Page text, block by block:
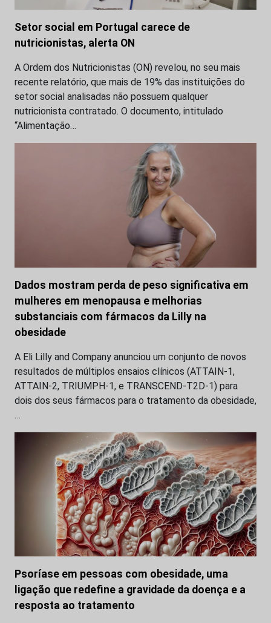
Setor social em Portugal carece de
nutricionistas, alerta ON
A Ordem dos Nutricionistas (ON) revelou, no seu mais
recente relatório, que mais de 19% das instituições do
setor social analisadas não possuem qualquer
nutricionista contratado. O documento, intitulado
“Alimentação…
Dados mostram perda de peso significativa em
mulheres em menopausa e melhorias
substanciais com fármacos da Lilly na
obesidade
A Eli Lilly and Company anunciou um conjunto de novos
resultados de múltiplos ensaios clínicos (ATTAIN-1,
ATTAIN-2, TRIUMPH-1, e TRANSCEND-T2D-1) para
dois dos seus fármacos para o tratamento da obesidade,
…
Psoríase em pessoas com obesidade, uma
ligação que redefine a gravidade da doença e a
resposta ao tratamento